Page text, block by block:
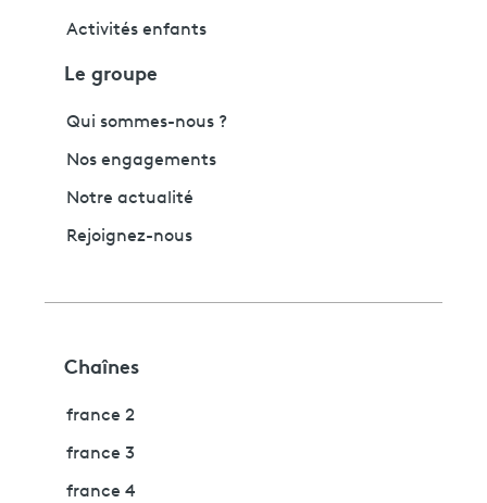
Activités enfants
Le groupe
Qui sommes-nous ?
Nos engagements
Notre actualité
Rejoignez-nous
Chaînes
france 2
france 3
france 4